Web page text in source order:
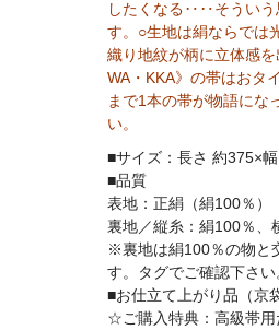
したくなる‥‥そういう
す。○生地は絹ならでは
織り地紋が柄に立体感を
WA・KKA》の帯はおタ
まで1本の帯が物語にな
い。
■サイズ：長さ 約375×
■品質
表地：正絹（絹100％）
裏地／縦糸：絹100％、
※裏地は絹100％の物と
す。タグでご確認下さい
■お仕立て上がり品（京
☆ご購入特典：高級帯用